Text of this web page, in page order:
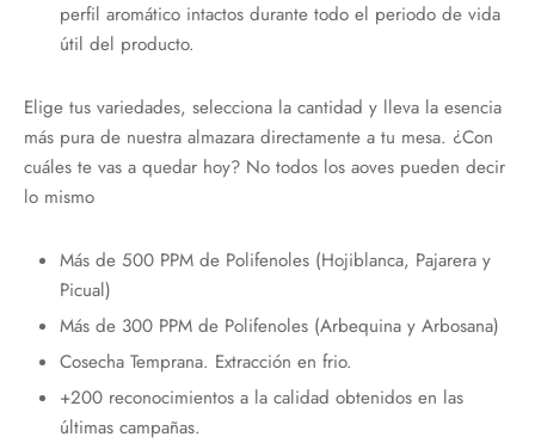
perfil aromático intactos durante todo el periodo de vida
útil del producto.
Elige tus variedades, selecciona la cantidad y lleva la esencia
más pura de nuestra almazara directamente a tu mesa. ¿Con
cuáles te vas a quedar hoy? No todos los aoves pueden decir
lo mismo
Más de 500 PPM de Polifenoles (Hojiblanca, Pajarera y
Picual)
Más de 300 PPM de Polifenoles (Arbequina y Arbosana)
Cosecha Temprana. Extracción en frio.
+200 reconocimientos a la calidad obtenidos en las
últimas campañas.